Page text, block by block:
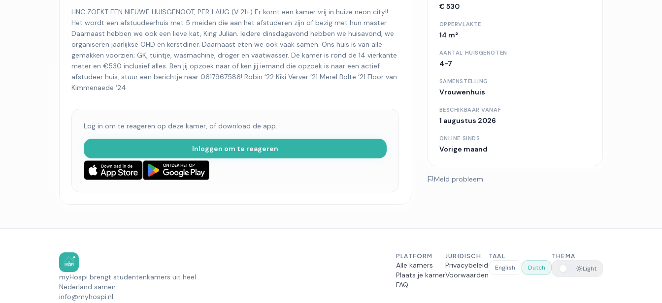
HNC ZOEKT EEN NIEUWE HUISGENOOT, PER 1 AUG (V 21+) Er komt een kamer vrij in huize neon city!!
Het wordt een afstuudeerhuis met 5 meiden die aan het afstuderen zijn of bezig met hun master.
Daarnaast hebben we ook een lieve kat, King Julian. Iedere dinsdagavond hebben we huisavond, we
organiseren jaarlijkse OHD en kerstdiner. Daarnaast eten we ook vaak samen. Ons huis is van alle
gemakken voorzien; GK, tuintje, wasmachine, droger en vaatwasser. De kamer is rond de 14 vierkante
meter en €530 inclusief alles. Ben jij opzoek naar of ken jij iemand die opzoek is naar een actief
afstudeer huis, stuur een berichtje naar 0617967586! Robin ‘22 Kiki Verver ‘21 Merel Bölte ‘21 Floor van
Kimmenaede ‘24
Log in om te reageren op deze kamer, of download de app.
Inloggen om te reageren
€ 530
OPPERVLAKTE
14 m²
AANTAL HUISGENOTEN
4-7
SAMENSTELLING
Vrouwenhuis
BESCHIKBAAR VANAF
1 augustus 2026
ONLINE SINDS
Vorige maand
Meld probleem
myHospi brengt studentenkamers uit heel
Nederland samen.
info@myhospi.nl
PLATFORM
Alle kamers
Plaats je kamer
FAQ
JURIDISCH
Privacybeleid
Voorwaarden
TAAL
English Dutch
THEMA
Light